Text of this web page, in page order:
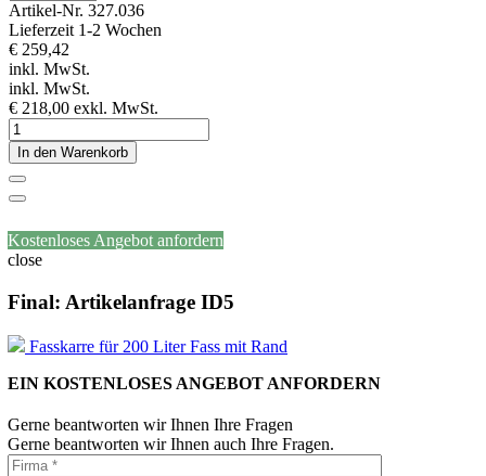
Artikel-Nr. 327.036
Lieferzeit 1-2 Wochen
€ 259,42
inkl. MwSt.
inkl. MwSt.
€ 218,00 exkl. MwSt.
In den Warenkorb
Kostenloses Angebot anfordern
close
Final: Artikelanfrage ID5
Fasskarre für 200 Liter Fass mit Rand
EIN KOSTENLOSES ANGEBOT ANFORDERN
Gerne beantworten wir Ihnen Ihre Fragen
Gerne beantworten wir Ihnen auch Ihre Fragen.